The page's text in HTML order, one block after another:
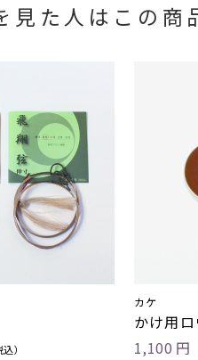
お買い物
見た人はこの商
込）
カケ
かけ用ロ
1,100 円